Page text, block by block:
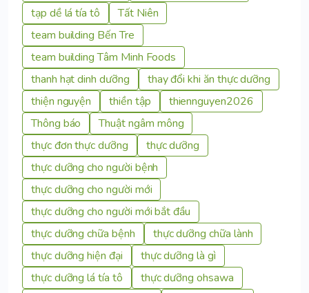
tạp dề lá tía tô
Tất Niên
team building Bến Tre
team building Tâm Minh Foods
thanh hạt dinh dưỡng
thay đổi khi ăn thực dưỡng
thiện nguyện
thiền tập
thiennguyen2026
Thông báo
Thuật ngâm mông
thực đơn thực dưỡng
thực dưỡng
thực dưỡng cho người bệnh
thực dưỡng cho người mới
thực dưỡng cho người mới bắt đầu
thực dưỡng chữa bệnh
thực dưỡng chữa lành
thực dưỡng hiện đại
thực dưỡng là gì
thực dưỡng lá tía tô
thực dưỡng ohsawa